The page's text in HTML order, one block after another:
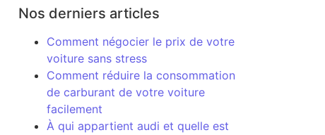
Nos derniers articles
Comment négocier le prix de votre
voiture sans stress
Comment réduire la consommation
de carburant de votre voiture
facilement
À qui appartient audi et quelle est